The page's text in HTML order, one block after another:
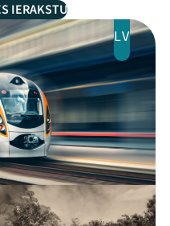
IERAKSTU
LV